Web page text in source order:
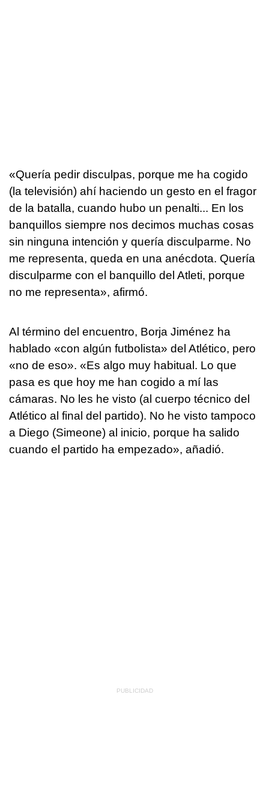
«Quería pedir disculpas, porque me ha cogido
(la televisión) ahí haciendo un gesto en el fragor
de la batalla, cuando hubo un penalti... En los
banquillos siempre nos decimos muchas cosas
sin ninguna intención y quería disculparme. No
me representa, queda en una anécdota. Quería
disculparme con el banquillo del Atleti, porque
no me representa», afirmó.
Al término del encuentro, Borja Jiménez ha
hablado «con algún futbolista» del Atlético, pero
«no de eso». «Es algo muy habitual. Lo que
pasa es que hoy me han cogido a mí las
cámaras. No les he visto (al cuerpo técnico del
Atlético al final del partido). No he visto tampoco
a Diego (Simeone) al inicio, porque ha salido
cuando el partido ha empezado», añadió.